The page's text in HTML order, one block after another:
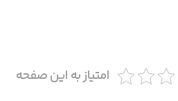
امتیاز به این صفحه